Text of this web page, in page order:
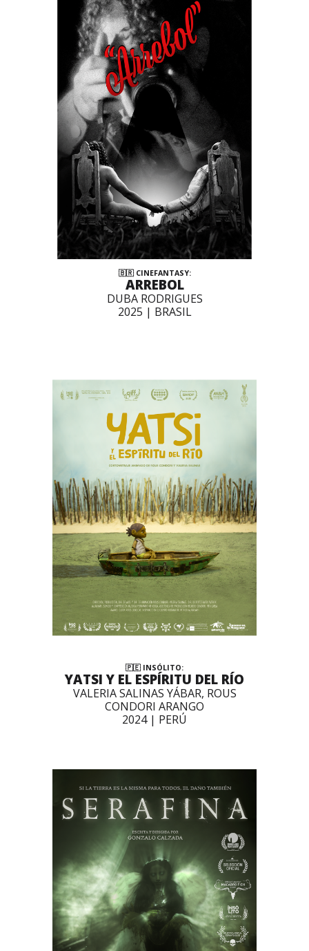
🇧🇷 CINEFANTASY:
ARREBOL
DUBA RODRIGUES
2025 | BRASIL
🇵🇪 INSÓLITO:
YATSI Y EL ESPÍRITU DEL RÍO
VALERIA SALINAS YÁBAR, ROUS
CONDORI ARANGO
2024 | PERÚ